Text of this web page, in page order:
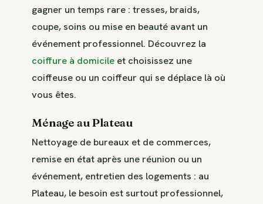
gagner un temps rare : tresses, braids,
coupe, soins ou mise en beauté avant un
événement professionnel. Découvrez la
coiffure à domicile et choisissez une
coiffeuse ou un coiffeur qui se déplace là où
vous êtes.
Ménage au Plateau
Nettoyage de bureaux et de commerces,
remise en état après une réunion ou un
événement, entretien des logements : au
Plateau, le besoin est surtout professionnel,